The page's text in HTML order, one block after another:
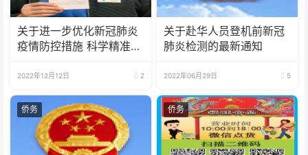
关于进一步优化新冠肺炎
疫情防控措施 科学精准做
2022年12月12日 2
关于赴华人员登机前新冠
肺炎检测的最新通知
2022年06月29日 5
侨务 侨务